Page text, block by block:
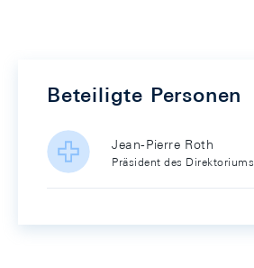
Beteiligte Personen
Jean-Pierre Roth
Präsident des Direktoriums